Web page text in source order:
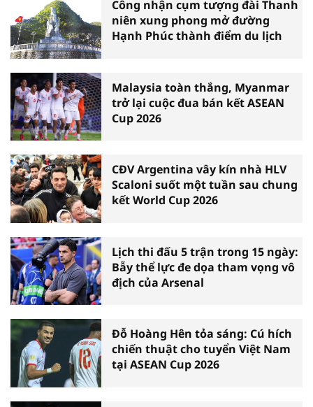
Công nhận cụm tượng đài Thanh
niên xung phong mở đường
Hạnh Phúc thành điểm du lịch
Malaysia toàn thắng, Myanmar
trở lại cuộc đua bán kết ASEAN
Cup 2026
CĐV Argentina vây kín nhà HLV
Scaloni suốt một tuần sau chung
kết World Cup 2026
Lịch thi đấu 5 trận trong 15 ngày:
Bẫy thể lực đe dọa tham vọng vô
địch của Arsenal
Đỗ Hoàng Hên tỏa sáng: Cú hích
chiến thuật cho tuyển Việt Nam
tại ASEAN Cup 2026